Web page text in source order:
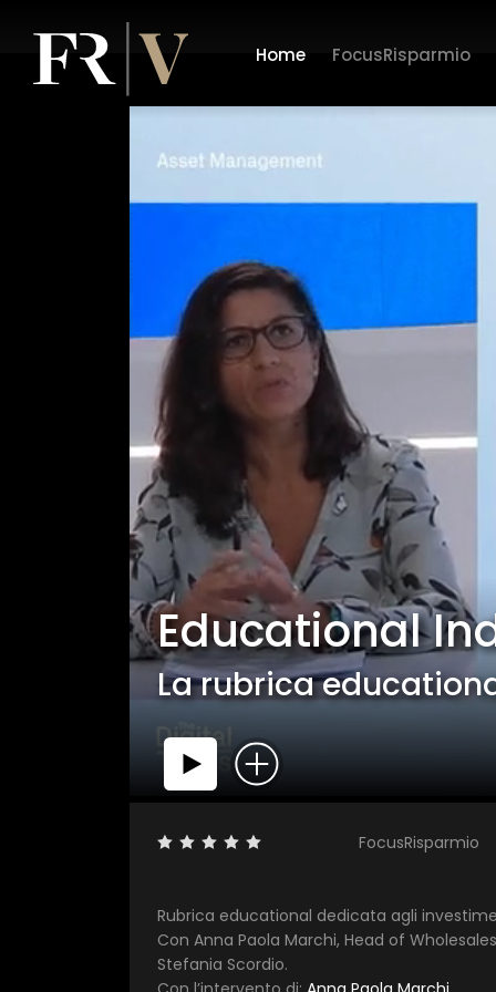
Home FocusRisparmio
Educational
La rubrica
FocusRisparmio
Rubrica educational dedicata agli
Con Anna Paola Marchi, Head of
Stefania Scordio.